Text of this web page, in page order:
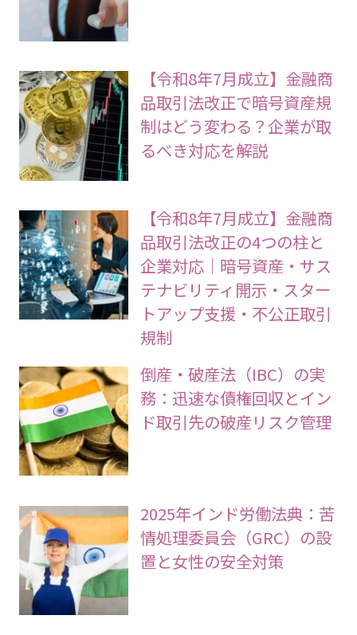
【令和8年7月成立】金融商
品取引法改正で暗号資産規
制はどう変わる？企業が取
るべき対応を解説
【令和8年7月成立】金融商
品取引法改正の4つの柱と
企業対応｜暗号資産・サス
テナビリティ開示・スター
トアップ支援・不公正取引
規制
倒産・破産法（IBC）の実
務：迅速な債権回収とイン
ド取引先の破産リスク管理
2025年インド労働法典：苦
情処理委員会（GRC）の設
置と女性の安全対策